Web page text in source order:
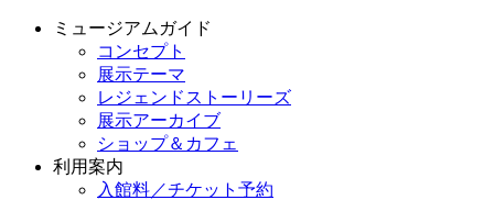
ミュージアムガイド
コンセプト
展示テーマ
レジェンドストーリーズ
展示アーカイブ
ショップ＆カフェ
利用案内
入館料／チケット予約